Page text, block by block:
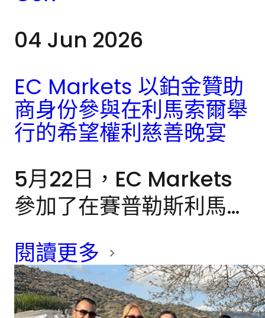
Haven。這是我們第三
年捐款給 Pet Haven。
照顧我們營運所在國家，
是我們明確的宗旨之
04 Jun 2026
EC Markets 以鉑金贊助
商身份參與在利馬索爾舉
行的希望權利慈善晚宴
5月22日，EC Markets
參加了在賽普勒斯利馬索
爾舉辦的「希望權利」慈
善雞尾酒晚宴，並以白金
贊助商的身份自豪地支持
閱讀更多